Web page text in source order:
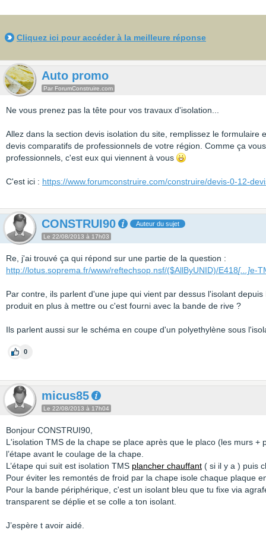
Cliquez ici pour accéder à la meilleure réponse
Auto promo
Par ForumConstruire.com
Ne vous prenez pas la tête pour vos travaux d'isolation...
Allez dans la section devis isolation du site, remplissez le formulaire
devis comparatifs de professionnels de votre région. Comme ça
professionnels, c'est eux qui viennent à vous
C'est ici : https://www.forumconstruire.com/construire/devis-0-12-
CONSTRUI90 Auteur du sujet
Le 22/08/2013 à 17h03
Re, j'ai trouvé ça qui répond sur une partie de la question :
http://lotus.soprema.fr/www/reftechsop.nsf/($AllByUNID)/E418[...]e-
Par contre, ils parlent d'une jupe qui vient par dessus l'isolant
produit en plus à mettre ou c'est fourni avec la bande de rive ?
Ils parlent aussi sur le schéma en coupe d'un polyethylène sous
0
micus85
Le 22/08/2013 à 17h04
Bonjour CONSTRUI90,
L'isolation TMS de la chape se place après que le placo (les murs +
l’étape avant le coulage de la chape.
L’étape qui suit est isolation TMS plancher chauffant ( si il y a ) puis
Pour éviter les remontés de froid par la chape isole chaque plaque
Pour la bande périphérique, c'est un isolant bleu que tu fixe via
transparent se déplie et se colle a ton isolant.
J’espère t avoir aidé.